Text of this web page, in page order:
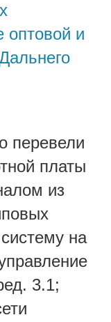
оптовой и
перевели
платы
из
на
3.1;